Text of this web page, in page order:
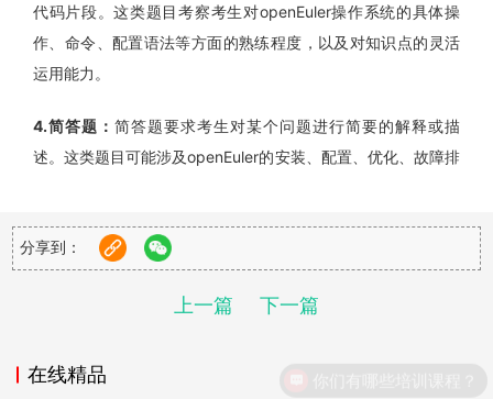
代码片段。这类题目考察考生对openEuler操作系统的具体操
作、命令、配置语法等方面的熟练程度，以及对知识点的灵活
运用能力。
4.简答题： 简答题要求考生对某个问题进行简要的解释或描
述。这类题目可能涉及openEuler的安装、配置、优化、故障排
5.案例分析题：案例分析题通过给出一个具体的场景或案例，
要求考生分析问题并提出解决方案。这类题目综合性较强，考
在不同场景下的应用和问题解决的综合能力。
分享到：
上一篇 下一篇
在线精品